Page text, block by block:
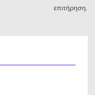
επιτήρηση.